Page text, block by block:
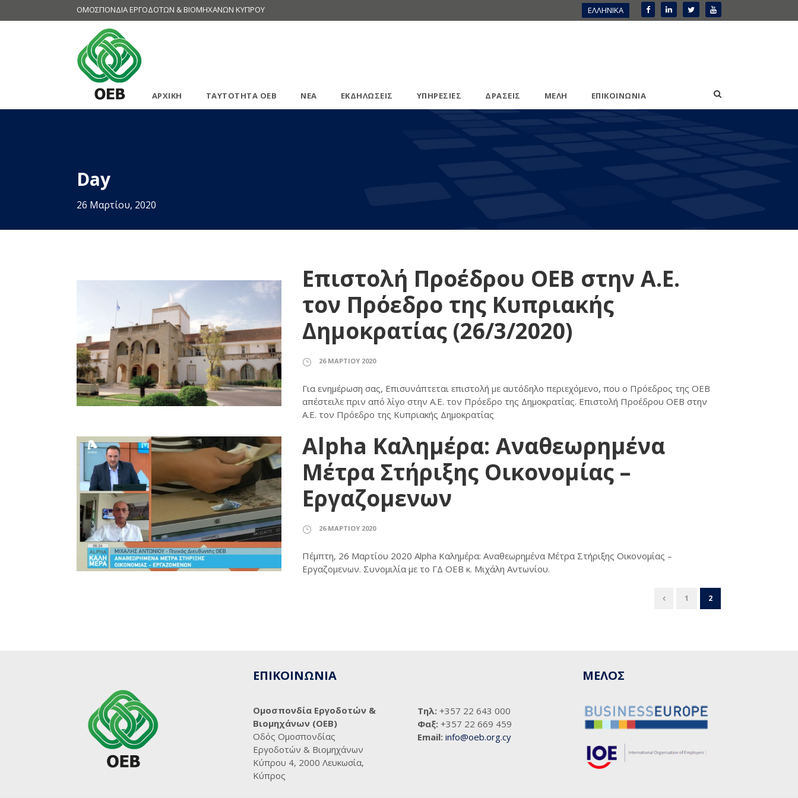
ΟΜΟΣΠΟΝΔΙΑ ΕΡΓΟΔΟΤΩΝ & ΒΙΟΜΗΧΑΝΩΝ ΚΥΠΡΟΥ ΕΛΛΗΝΙΚΑ
ΑΡΧΙΚΗ ΤΑΥΤΟΤΗΤΑ ΟΕΒ ΝΕΑ ΕΚΔΗΛΩΣΕΙΣ ΥΠΗΡΕΣΙΕΣ ΔΡΑΣΕΙΣ ΜΕΛΗ ΕΠΙΚΟΙΝΩΝΙΑ
Day
26 Μαρτίου, 2020
Επιστολή Προέδρου ΟΕΒ στην Α.Ε.
τον Πρόεδρο της Κυπριακής
Δημοκρατίας (26/3/2020)
26 ΜΑΡΤΊΟΥ 2020
Για ενημέρωση σας, Επισυνάπτεται επιστολή με αυτόδηλο περιεχόμενο, που ο Πρόεδρος της ΟΕΒ
απέστειλε πριν από λίγο στην Α.Ε. τον Πρόεδρο της Δημοκρατίας. Επιστολή Προέδρου ΟΕΒ στην
Α.Ε. τον Πρόεδρο της Κυπριακής Δημοκρατίας
Alpha Καλημέρα: Αναθεωρημένα
Μέτρα Στήριξης Οικονομίας –
Εργαζομενων
26 ΜΑΡΤΊΟΥ 2020
Πέμπτη, 26 Μαρτίου 2020 Alpha Καλημέρα: Αναθεωρημένα Μέτρα Στήριξης Οικονομίας –
Εργαζομενων. Συνομιλία με το ΓΔ ΟΕΒ κ. Μιχάλη Αντωνίου.
1 2
ΕΠΙΚΟΙΝΩΝΙΑ
Ομοσπονδία Εργοδοτών &
Βιομηχάνων (ΟΕΒ)
Οδός Ομοσπονδίας
Εργοδοτών & Βιομηχάνων
Κύπρου 4, 2000 Λευκωσία,
Κύπρος
Τηλ: +357 22 643 000
Φαξ: +357 22 669 459
Email: info@oeb.org.cy
ΜΕΛΟΣ